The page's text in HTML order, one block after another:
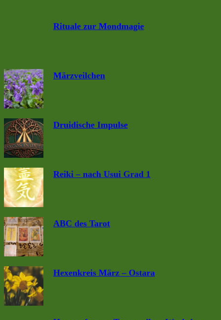
Rituale zur Mondmagie
Märzveilchen
Druidische Impulse
Reiki – nach Usui Grad 1
ABC des Tarot
Hexenkreis März – Ostara